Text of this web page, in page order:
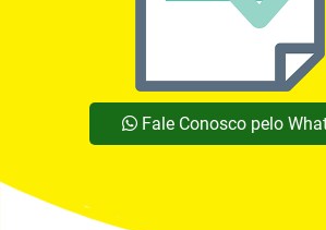
Fale Conosco pelo